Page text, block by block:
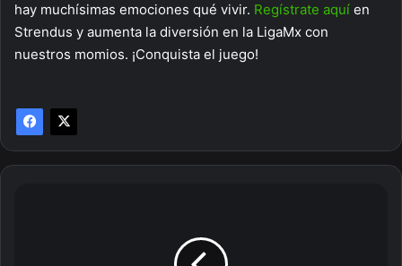
hay muchísimas emociones qué vivir. Regístrate aquí en
Strendus y aumenta la diversión en la LigaMx con
nuestros momios. ¡Conquista el juego!